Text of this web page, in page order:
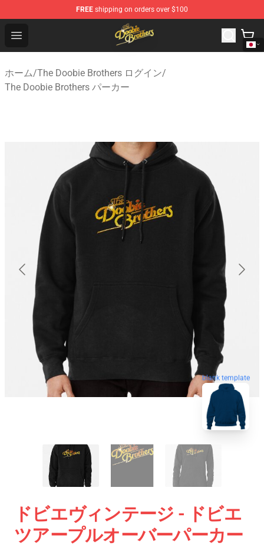
FREE shipping on orders over $100
Open menu
The Doobie Brothers Store - Official The Doobie
ホーム/The Doobie Brothers ログイン/
The Doobie Brothers パーカー
blank template
ドビエヴィンテージ - ドビエ
ツアープルオーバーパーカー